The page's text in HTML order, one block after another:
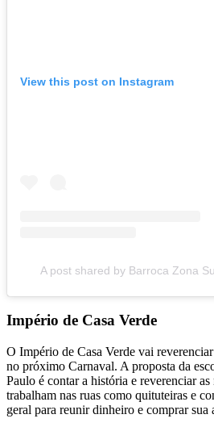
View this post on Instagram
A post shared by Barroca Zona
Império de Casa Verde
O Império de Casa Verde vai
no próximo Carnaval. A proposta da
Paulo é contar a história e reverenciar
trabalham nas ruas como quituteiras e
geral para reunir dinheiro e comprar sua